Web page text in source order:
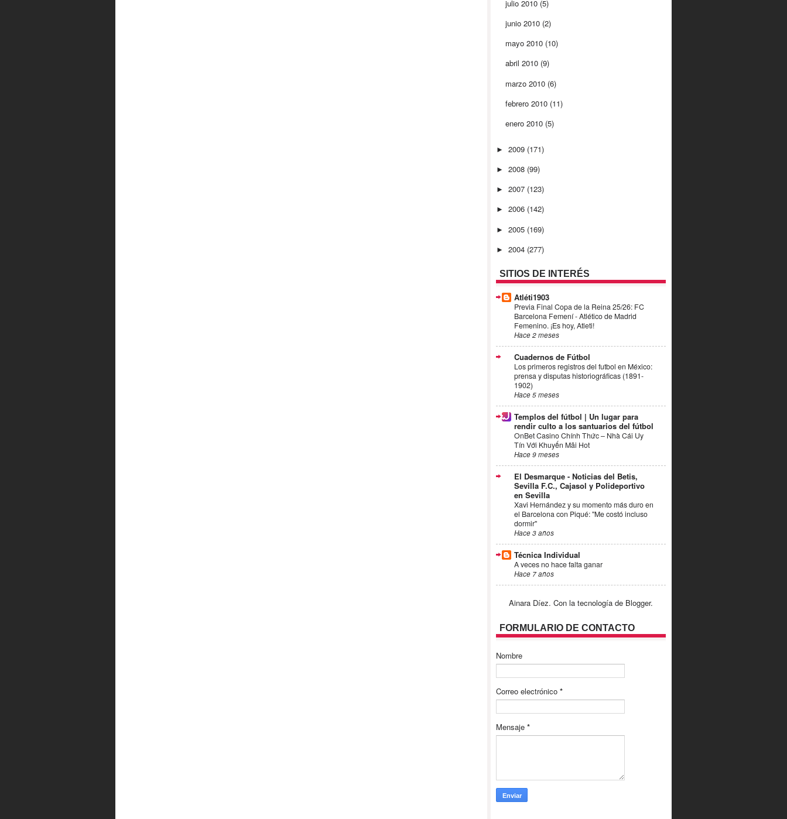
julio 2010 (5)
junio 2010 (2)
mayo 2010 (10)
abril 2010 (9)
marzo 2010 (6)
febrero 2010 (11)
enero 2010 (5)
► 2009 (171)
► 2008 (99)
► 2007 (123)
► 2006 (142)
► 2005 (169)
► 2004 (277)
SITIOS DE INTERÉS
Atléti1903
Previa Final Copa de la Reina 25/26: FC
Barcelona Femení - Atlético de Madrid
Femenino. ¡Es hoy, Atleti!
Hace 2 meses
Cuadernos de Fútbol
Los primeros registros del futbol en México:
prensa y disputas historiográficas (1891-
1902)
Hace 5 meses
Templos del fútbol | Un lugar para
rendir culto a los santuarios del fútbol
OnBet Casino Chính Thức – Nhà Cái Uy
Tín Với Khuyến Mãi Hot
Hace 9 meses
El Desmarque - Noticias del Betis,
Sevilla F.C., Cajasol y Polideportivo
en Sevilla
Xavi Hernández y su momento más duro en
el Barcelona con Piqué: "Me costó incluso
dormir"
Hace 3 años
Técnica Individual
A veces no hace falta ganar
Hace 7 años
Ainara Díez. Con la tecnología de Blogger.
FORMULARIO DE CONTACTO
Nombre
Correo electrónico *
Mensaje *